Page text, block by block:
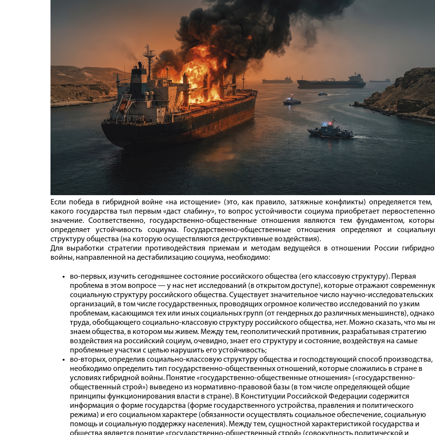
Если победа в гибридной войне «на истощение» (это, как правило, затяжные конфликты) определяется тем,
какого государства тыл первым «даст слабину», то вопрос устойчивости социума приобретает
значение. Соответственно, государственно-общественные отношения являются тем фундаментом,
определяет устойчивость социума. Государственно-общественные отношения определяют и
структуру общества (на которую осуществляются деструктивные воздействия).
Для выработки стратегии противодействия приемам и методам ведущейся в отношении России
войны, направленной на дестабилизацию социума, необходимо:
во‑первых, изучить сегодняшнее состояние российского общества (его классовую структуру). Первая
проблема в этом вопросе — у нас нет исследований (в открытом доступе), которые отражают
социальную структуру российского общества. Существует значительное число научно-исследовательских
организаций, в том числе государственных, проводящих огромное количество исследований по узким
проблемам, касающимся тех или иных социальных групп (от гендерных до различных меньшинств), однако
труда, обобщающего социально-классовую структуру российского общества, нет. Можно сказать, что мы
знаем общества, в котором мы живем. Между тем, геополитический противник, разрабатывая стратегию
воздействия на российский социум, очевидно, знает его структуру и состояние, воздействуя на самые
проблемные участки с целью нарушить его устойчивость;
во‑вторых, определив социально-классовую структуру общества и господствующий способ производства,
необходимо определить тип государственно-общественных отношений, которые сложились в стране в
условиях гибридной войны. Понятие «государственно-общественные отношения» («государственно-
общественный строй») выведено из нормативно-правовой базы (в том числе определяющей общие
принципы функционирования власти в стране). В Конституции Российской Федерации содержится
информация о форме государства (форме государственного устройства, правления и политического
режима) и его социальном характере (обязанности осуществлять социальное обеспечение, социальную
помощь и социальную поддержку населения). Между тем, сущностной характеристикой государства и